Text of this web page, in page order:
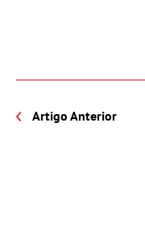
Artigo Anterior